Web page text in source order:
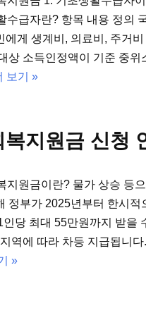
수급자란? 항목 내용 정의
에게 생계비, 의료비, 주거비
상 소득인정액이 기준 중위
보기 »
복지원금 신청
지원금이란? 물가 상승 등
정부가 2025년부터 한시적
인당 최대 55만원까지 받을
역에 따라 차등 지급됩니
»